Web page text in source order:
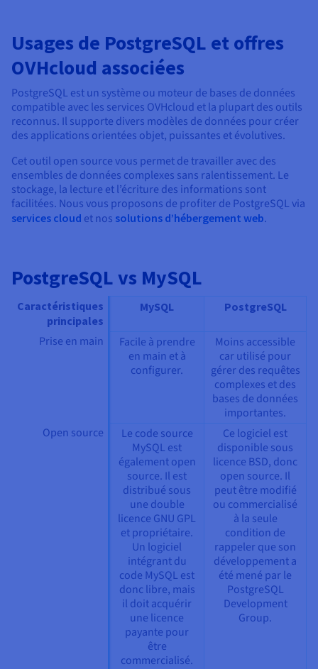
Usages de PostgreSQL et offres
OVHcloud associées
PostgreSQL est un système ou moteur de bases de données
compatible avec les services OVHcloud et la plupart des outils
reconnus. Il supporte divers modèles de données pour créer
des applications orientées objet, puissantes et évolutives.
Cet outil open source vous permet de travailler avec des
ensembles de données complexes sans ralentissement. Le
stockage, la lecture et l’écriture des informations sont
facilitées. Nous vous proposons de profiter de PostgreSQL via
services cloud et nos solutions d’hébergement web.
PostgreSQL vs MySQL
Caractéristiques
principales
MySQL PostgreSQL
Prise en main
Facile à prendre
en main et à
configurer.
Moins accessible
car utilisé pour
gérer des requêtes
complexes et des
bases de données
importantes.
Open source
Le code source
MySQL est
également open
source. Il est
distribué sous
une double
licence GNU GPL
et propriétaire.
Un logiciel
intégrant du
code MySQL est
donc libre, mais
il doit acquérir
une licence
payante pour
être
commercialisé.
Ce logiciel est
disponible sous
licence BSD, donc
open source. Il
peut être modifié
ou commercialisé
à la seule
condition de
rappeler que son
développement a
été mené par le
PostgreSQL
Development
Group.